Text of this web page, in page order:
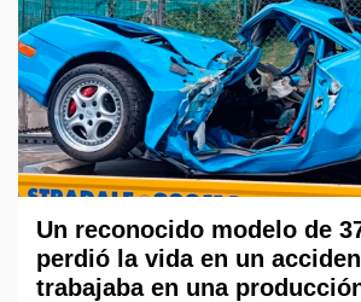
Un reconocido modelo de
perdió la vida en un
trabajaba en una